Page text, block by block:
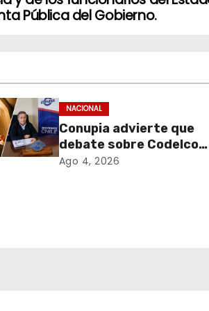
Pública del Gobierno.
NACIONAL
Conupia advierte que
debate sobre Codelco
podría abrir la puerta a
Ago 4, 2026